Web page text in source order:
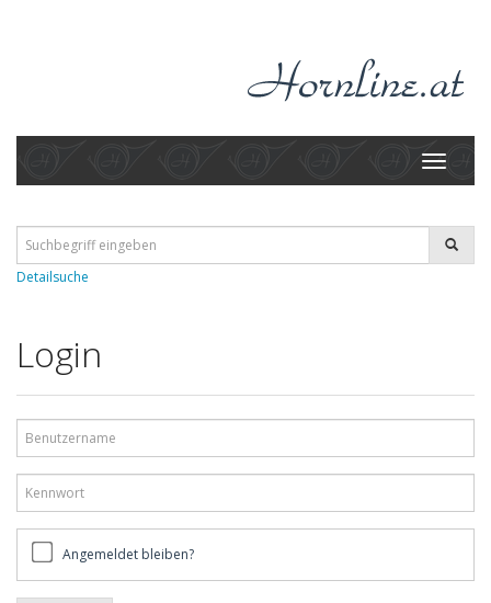
Toggle
Detailsuche
Login
bleiben?Angemeldet bleiben?